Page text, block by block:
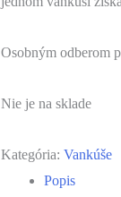
Osobným odberom
Nie je na sklade
Kategória: Vankúše
Popis